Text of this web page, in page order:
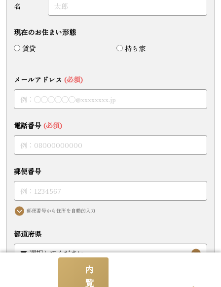
名
現在のお住まい形態
賃貸
持ち家
メールアドレス (必須)
電話番号 (必須)
郵便番号
郵便番号から住所を自動的入力
都道府県
内
覧